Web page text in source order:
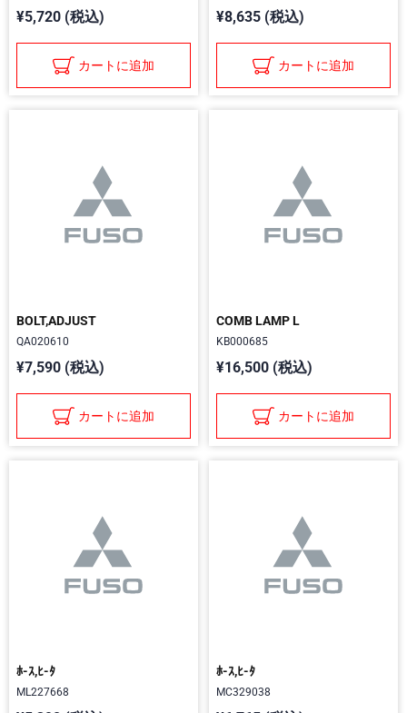
¥5,720 (税込)
カートに追加
¥8,635 (税込)
カートに追加
BOLT,ADJUST
QA020610
¥7,590 (税込)
カートに追加
COMB LAMP L
KB000685
¥16,500 (税込)
カートに追加
ﾎ-ｽ,ﾋ-ﾀ
ML227668
ﾎ-ｽ,ﾋ-ﾀ
MC329038